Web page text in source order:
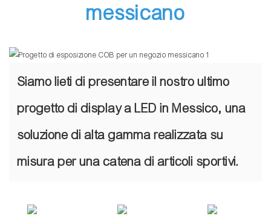
messicano
Siamo lieti di presentare il nostro ultimo
progetto di display a LED in Messico, una
soluzione di alta gamma realizzata su
misura per una catena di articoli sportivi.